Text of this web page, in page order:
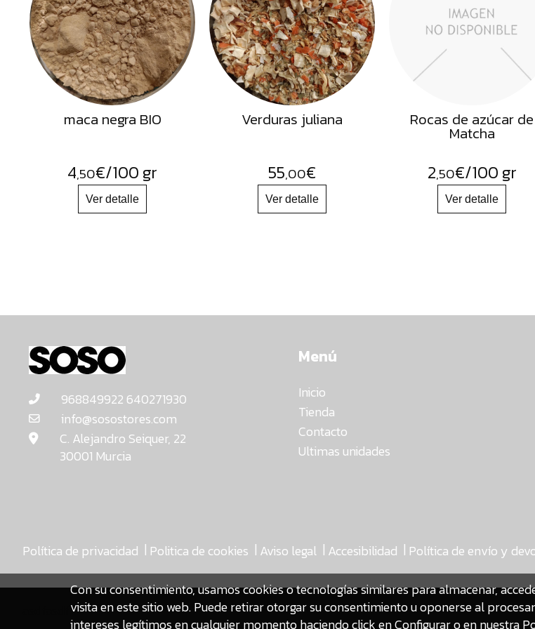
Frutos
Secos
Hierbas
Accesorios
maca negra BIO
4,50€/100 gr
Verduras juliana
55,00€
Rocas de azúcar de
Matcha
2,50€/100 gr
968849922 640271930
info@sosostores.com
C. Alejandro Seiquer, 22
30001 Murcia
Menú
Inicio
Tienda
Contacto
Ultimas unidades
Política de privacidad | Politica de cookies | Aviso legal | Accesibilidad | Política de envío y
Con su consentimiento, usamos cookies o tecnologías similares para almacenar,
visita en este sitio web. Puede retirar otorgar su consentimiento u oponerse al
intereses legítimos en cualquier momento haciendo click en Configurar o en nuestra